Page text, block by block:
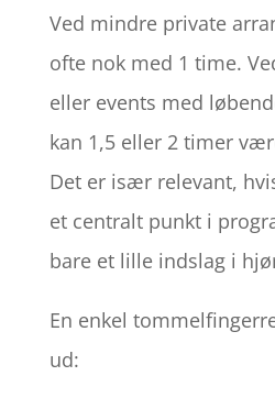
Ved mindre private
ofte nok med 1 time.
eller events med
kan 1,5 eller 2 timer
Det er især relevant,
et centralt punkt i
bare et lille indslag i
En enkel
ud: